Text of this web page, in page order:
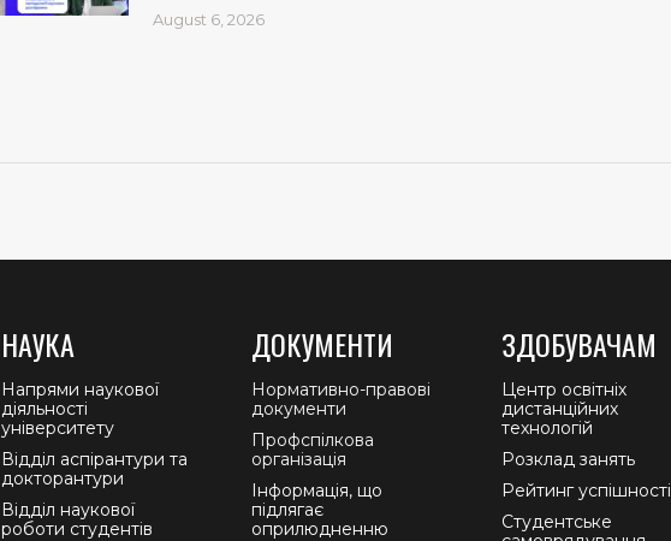
August 6, 2026
НАУКА
Напрями наукової
діяльності
університету
Відділ аспірантури та
докторантури
Відділ наукової
роботи студентів
ДОКУМЕНТИ
Нормативно-правові
документи
Профспілкова
організація
Інформація, що
підлягає
оприлюдненню
ЗДОБУВАЧАМ
Центр освітніх
дистанційних
технологій
Розклад занять
Рейтинг успішності
Студентське